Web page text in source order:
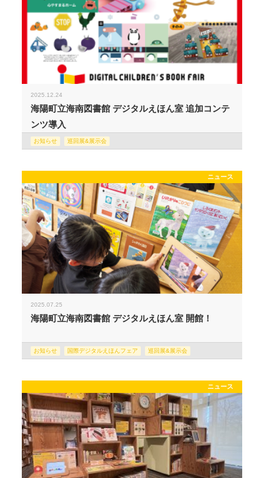
2025.12.24
海陽町立海南図書館 デジタルえほん室 追加コンテ
ンツ導入
お知らせ 巡回展&展示会
ニュース
2025.07.25
海陽町立海南図書館 デジタルえほん室 開館！
お知らせ 国際デジタルえほんフェア 巡回展&展示会
ニュース